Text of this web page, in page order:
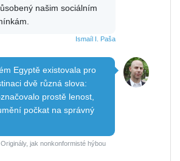
našim sociálním
Ismaíl I. Paša
Egyptě existovala pro
dvě různá slova:
prostě lenost,
počkat na správný
Originály, jak nonkonformisté hýbou